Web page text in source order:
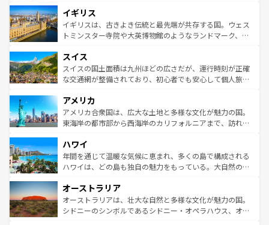
いる。シャンパンの発祥地であるランス、プロヴァンスの
香り高いラベンダー畑など、多彩な楽しみ方が可能だ。さ
らに、パリ以外の地域にも魅力が溢れており、どの街角に
れる地方に足を運ぶとそれぞれで全く異なる文化を体験で
きるだろう。 なお、新着のフランス情報はコンテンツ一覧
を参照してほしい。
顔を持つこの国は、どこを歩いても飽きることがない。ベ
ルリンの文化的活気、バイエルン州のアルプスの絶景、そ
してライン川沿いのワイン畑といった風景は必見。ビール
は、お酒好きな人にはぜひ体験してほしい。 なお、新着の
ドイツ情報はコンテンツ一覧を参照してほしい。
イギリス
イギリスは、古きよき伝統と最先端が共存する国。ウェス
トミンスター寺院や大英博物館のようなランドマーク、歴
リアごとに異なる魅力がある。また、優雅なアフタヌーン
ティー、ビール好きにはたまらない英国パブ、サッカー観
戦など、本場だからこそできる体験も豊富。イギリスを旅
ンツ一覧を参照してほしい。
スイス
スイスの国土面積は九州ほどの広さだが、運行時刻が正確
な交通網が整備されており、初心者でも安心して個人旅行
の建物がそのまま残る町や、スイスならではのユニークな
博物館もあり、アルプス観光だけでなく町歩きも満喫する
ことができる。国民の所得が高いため物価も高いが、旅行
ば市内交通費無料で観光を楽しむこともできる。 なお、新
着のスイス情報はコンテンツ一覧 を参照してほしい。
アメリカ
アメリカ合衆国は、広大な土地と多様な文化が魅力の国。
東海岸の都市部から西海岸のカリフォルニアまで、訪れる
のような巨大都市は、観光、ショッピング、エンターテイ
ンメントが詰まった刺激的なスポットだ。一方、アメリカ
西部には大自然が広がり、グランドキャニオンやイエロー
部のニューオーリンズでは、音楽と美食が融合した独特の
文化が魅力。旅行者はアメリカの各地域で異なる魅力を楽
しみながら、その多様性と豊かな歴史を感じることができ
ハワイ
年間を通じて温暖な気候に恵まれ、多くの島で構成される
ハワイは、どの島も独自の魅力をもっている。大自然の神
ワイ島は見逃せない。また、定番の観光地といえばオアフ
島だが、静かな自然を求めるならマウイ島やカウアイ島が
おすすめ。エメラルドグリーンに輝く海をはじめ、豊かな
オーストラリア
オーストラリアは、壮大な自然と多様な文化が魅力の国。
シドニーのシンボルであるシドニー・オペラハウス、オー